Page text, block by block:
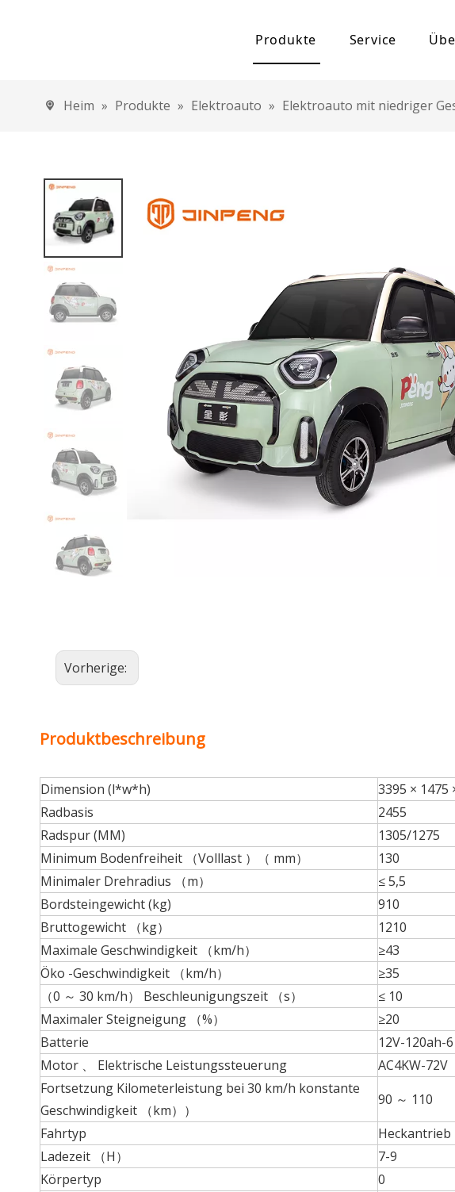
Produkte
Elektrisches Freizeitdreirad
Elektrisches Personendreirad
Filmkapazität
Elektrische Rikscha
Allzweckkondensator
Elektrische Motorräder
Glimmerkondensator
Service
Heim » Produkte » Elektroauto » Elektroauto mit niedriger
Vorherige:
Produktbeschreibung
Dimension (l*w*h)
3395 × 1475
Radbasis
2455
Radspur (MM)
1305/1275
Minimum Bodenfreiheit （Volllast ）（ mm）
130
Minimaler Drehradius （m）
≤ 5,5
Bordsteingewicht (kg)
910
Bruttogewicht （kg）
1210
Maximale Geschwindigkeit （km/h）
≥43
Öko -Geschwindigkeit （km/h）
≥35
（0 ～ 30 km/h） Beschleunigungszeit （s）
≤ 10
Maximaler Steigneigung （%）
≥20
Batterie
12V-120ah-6
Motor 、 Elektrische Leistungssteuerung
AC4KW-72V
Fortsetzung Kilometerleistung bei 30 km/h konstante
Geschwindigkeit （km））
90 ～ 110
Fahrtyp
Heckantrieb
Ladezeit （H）
7-9
Körpertyp
0